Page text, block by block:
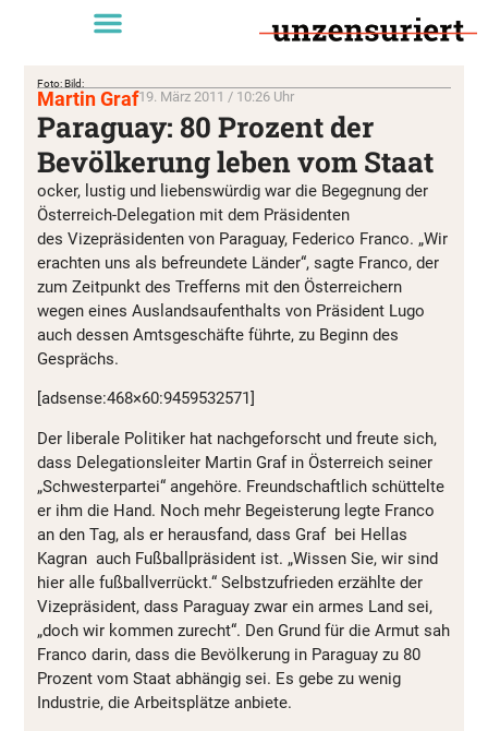
Foto: Bild:
Martin Graf19. März 2011 / 10:26 Uhr
Paraguay: 80 Prozent der
Bevölkerung leben vom Staat
ocker, lustig und liebenswürdig war die Begegnung der
Österreich-Delegation mit dem Präsidenten
des Vizepräsidenten von Paraguay, Federico Franco. „Wir
erachten uns als befreundete Länder“, sagte Franco, der
zum Zeitpunkt des Trefferns mit den Österreichern
wegen eines Auslandsaufenthalts von Präsident Lugo
auch dessen Amtsgeschäfte führte, zu Beginn des
Gesprächs.
[adsense:468×60:9459532571]
Der liberale Politiker hat nachgeforscht und freute sich,
dass Delegationsleiter Martin Graf in Österreich seiner
„Schwesterpartei“ angehöre. Freundschaftlich schüttelte
er ihm die Hand. Noch mehr Begeisterung legte Franco
an den Tag, als er herausfand, dass Graf bei Hellas
Kagran auch Fußballpräsident ist. „Wissen Sie, wir sind
hier alle fußballverrückt.“ Selbstzufrieden erzählte der
Vizepräsident, dass Paraguay zwar ein armes Land sei,
„doch wir kommen zurecht“. Den Grund für die Armut sah
Franco darin, dass die Bevölkerung in Paraguay zu 80
Prozent vom Staat abhängig sei. Es gebe zu wenig
Industrie, die Arbeitsplätze anbiete.